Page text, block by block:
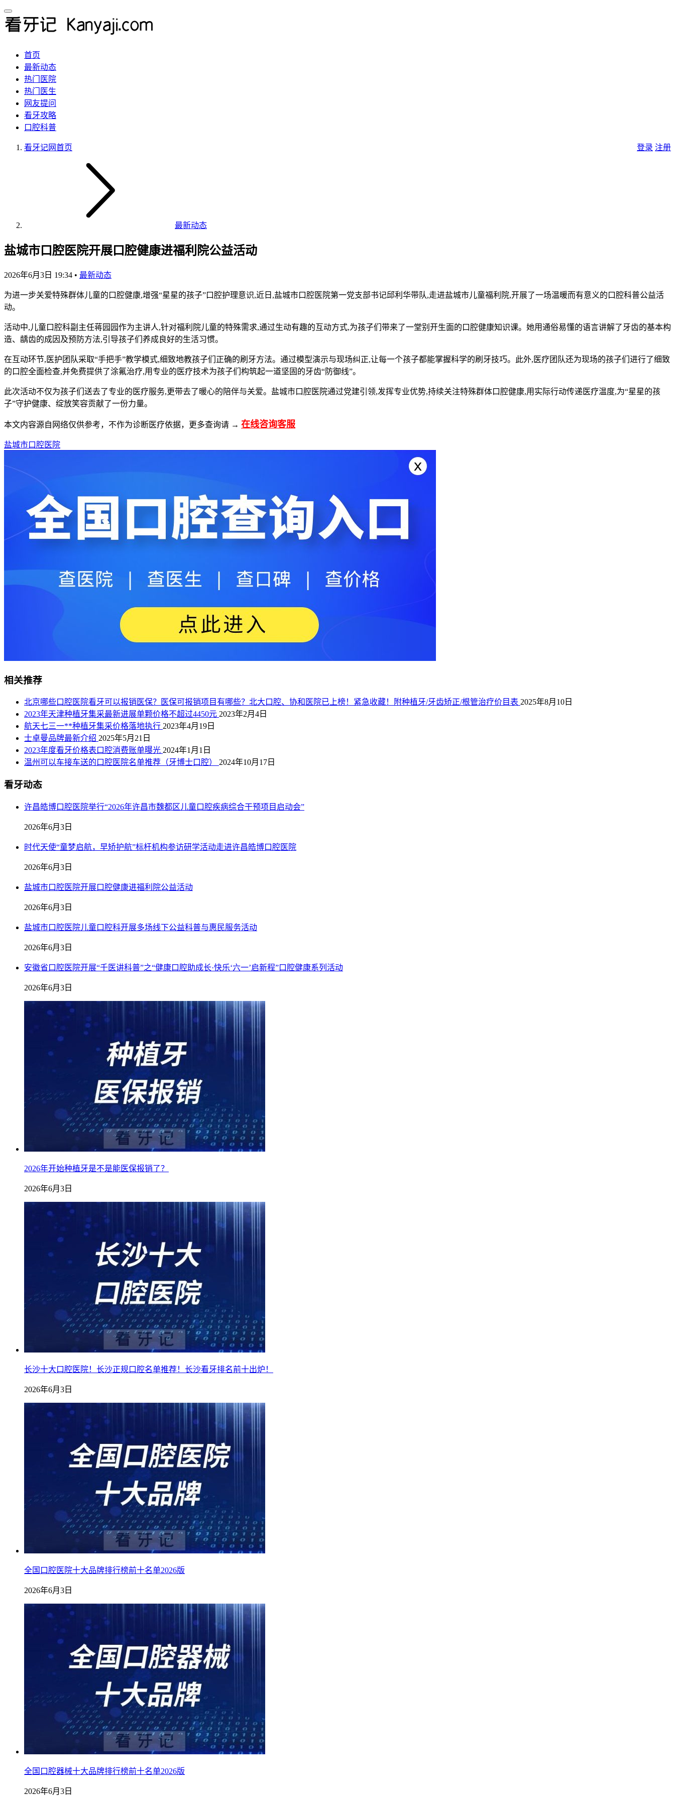
首页
最新动态
热门医院
热门医生
网友提问
看牙攻略
口腔科普
登录 注册
看牙记网首页
最新动态
盐城市口腔医院开展口腔健康进福利院公益活动
2026年6月3日 19:34 • 最新动态
为进一步关爱特殊群体儿童的口腔健康,增强“星星的孩子”口腔护理意识,近日,盐城市口腔医院第一党支部书记邱利华带队,走进盐城市儿童福利院,开展了一场温暖而有意义的口腔科普公益活
动。
活动中,儿童口腔科副主任蒋园园作为主讲人,针对福利院儿童的特殊需求,通过生动有趣的互动方式,为孩子们带来了一堂别开生面的口腔健康知识课。她用通俗易懂的语言讲解了牙齿的基本构
造、龋齿的成因及预防方法,引导孩子们养成良好的生活习惯。
在互动环节,医护团队采取“手把手”教学模式,细致地教孩子们正确的刷牙方法。通过模型演示与现场纠正,让每一个孩子都能掌握科学的刷牙技巧。此外,医疗团队还为现场的孩子们进行了细致
的口腔全面检查,并免费提供了涂氟治疗,用专业的医疗技术为孩子们构筑起一道坚固的牙齿“防御线”。
此次活动不仅为孩子们送去了专业的医疗服务,更带去了暖心的陪伴与关爱。盐城市口腔医院通过党建引领,发挥专业优势,持续关注特殊群体口腔健康,用实际行动传递医疗温度,为“星星的孩
子”守护健康、绽放笑容贡献了一份力量。
本文内容源自网络仅供参考，不作为诊断医疗依据，更多查询请 → 在线咨询客服
盐城市口腔医院
相关推荐
北京哪些口腔医院看牙可以报销医保？医保可报销项目有哪些？北大口腔、协和医院已上榜！紧急收藏！附种植牙/牙齿矫正/根管治疗价目表 2025年8月10日
2023年天津种植牙集采最新进展单颗价格不超过4450元 2023年2月4日
航天七三一**种植牙集采价格落地执行 2023年4月19日
士卓曼品牌最新介绍 2025年5月21日
2023年度看牙价格表口腔消费账单曝光 2024年1月1日
温州可以车接车送的口腔医院名单推荐（牙博士口腔） 2024年10月17日
看牙动态
许昌皓博口腔医院举行“2026年许昌市魏都区儿童口腔疾病综合干预项目启动会”
2026年6月3日
时代天使“童梦启航，早矫护航”标杆机构参访研学活动走进许昌皓博口腔医院
2026年6月3日
盐城市口腔医院开展口腔健康进福利院公益活动
2026年6月3日
盐城市口腔医院儿童口腔科开展多场线下公益科普与惠民服务活动
2026年6月3日
安徽省口腔医院开展“千医讲科普”之“健康口腔助成长·快乐‘六一’启新程”口腔健康系列活动
2026年6月3日
2026年开始种植牙是不是能医保报销了？
2026年6月3日
长沙十大口腔医院！长沙正规口腔名单推荐！长沙看牙排名前十出炉！
2026年6月3日
全国口腔医院十大品牌排行榜前十名单2026版
2026年6月3日
全国口腔器械十大品牌排行榜前十名单2026版
2026年6月3日